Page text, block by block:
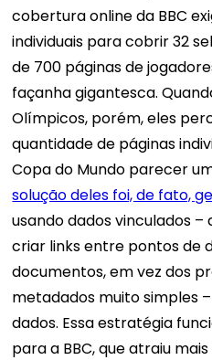
cobertura online da BBC
individuais para cobrir 32
de 700 páginas de
façanha gigantesca.
Olímpicos, porém, eles
quantidade de páginas
Copa do Mundo parecer
solução deles foi, de fato,
usando dados vinculados
criar links entre pontos de
documentos, em vez dos
metadados muito simples
dados. Essa estratégia
para a BBC, que atraiu